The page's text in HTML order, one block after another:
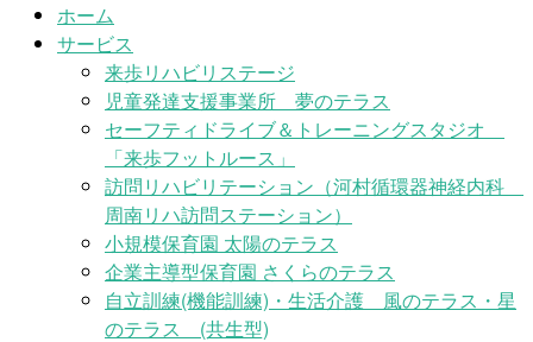
ホーム
サービス
来歩リハビリステージ
児童発達支援事業所 夢のテラス
セーフティドライブ＆トレーニングスタジオ
「来歩フットルース」
訪問リハビリテーション（河村循環器神経内科
周南リハ訪問ステーション）
小規模保育園 太陽のテラス
企業主導型保育園 さくらのテラス
自立訓練(機能訓練)・生活介護 風のテラス・星
のテラス (共生型)